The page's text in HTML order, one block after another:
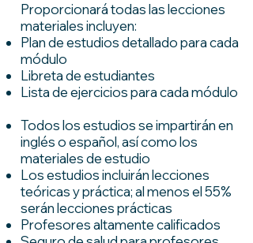
Proporcionará todas las lecciones
materiales incluyen:
Plan de estudios detallado para cada
módulo
Libreta de estudiantes
Lista de ejercicios para cada módulo
Todos los estudios se impartirán en
inglés o español, así como los
materiales de estudio
Los estudios incluirán lecciones
teóricas y práctica; al menos el 55%
serán lecciones prácticas
Profesores altamente calificados